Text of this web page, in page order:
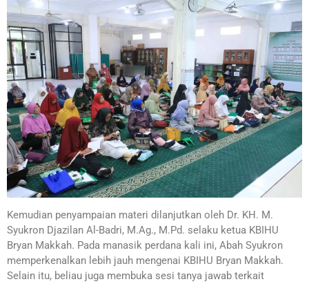
Kemudian penyampaian materi dilanjutkan oleh Dr. KH. M.
Syukron Djazilan Al-Badri, M.Ag., M.Pd. selaku ketua KBIHU
Bryan Makkah. Pada manasik perdana kali ini, Abah Syukron
memperkenalkan lebih jauh mengenai KBIHU Bryan Makkah.
Selain itu, beliau juga membuka sesi tanya jawab terkait